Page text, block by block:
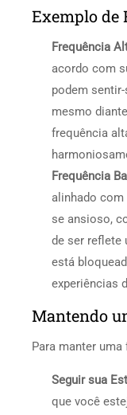
Exemplo de
Frequência
acordo com
podem
mesmo
frequência
Frequência
alinhado com
se ansioso,
de ser reflete
está
experiências
Mantendo
Para manter
Seguir sua
que você